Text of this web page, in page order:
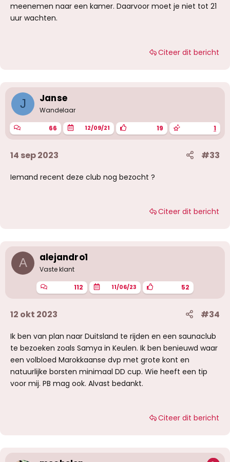
meenemen naar een kamer. Daarvoor moet je niet tot 21
uur wachten.
Citeer dit bericht
J Janse
Wandelaar
66 12/09/21 19 1
14 sep 2023 #33
Iemand recent deze club nog bezocht ?
Citeer dit bericht
A alejandro1
Vaste klant
112 11/06/23 52
12 okt 2023 #34
Ik ben van plan naar Duitsland te rijden en een saunaclub
te bezoeken zoals Samya in Keulen. Ik ben benieuwd waar
een volbloed Marokkaanse dvp met grote kont en
natuurlijke borsten minimaal DD cup. Wie heeft een tip
voor mij. PB mag ook. Alvast bedankt.
Citeer dit bericht